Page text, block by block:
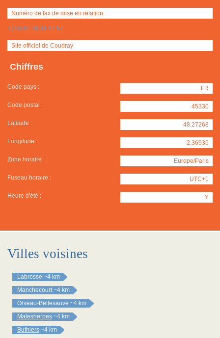
Numéro de fax de mise en relation
+(33) 02 38 34 67 57
Site officiel de Coudray
Chiffres
Code pays : FR
Code postal : 45330
Latitude : 48.27268
Longitude : 2.36936
Zone horaire : Europe/Paris
Fuseau horaire : UTC+1
Heure d'été : Y
Villes voisines
Labrosse ~4 km
Manchecourt ~4 km
Orveau-Bellesauve ~4 km
Malesherbes ~4 km
Buthiers ~4 km